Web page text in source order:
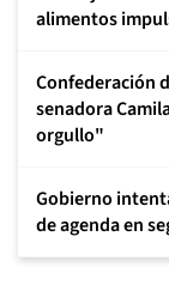
alimentos
Confederación
senadora
orgullo"
Gobierno
de agenda en